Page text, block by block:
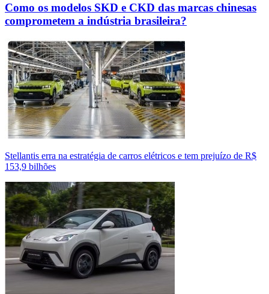
Como os modelos SKD e CKD das marcas chinesas
comprometem a indústria brasileira?
Stellantis erra na estratégia de carros elétricos e tem prejuízo de R$
153,9 bilhões